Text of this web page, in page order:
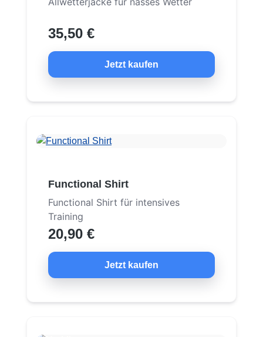
35,50 €
Jetzt kaufen
Functional Shirt
Functional Shirt für intensives
Training
20,90 €
Jetzt kaufen